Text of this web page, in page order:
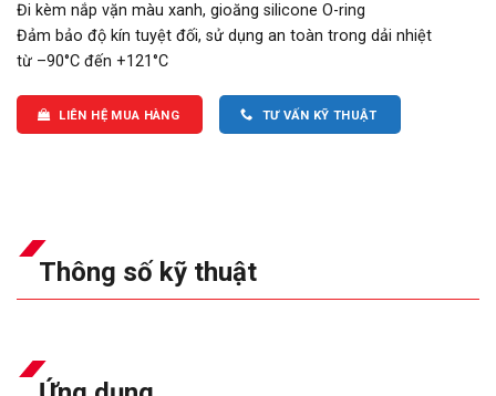
Đi kèm nắp vặn màu xanh, gioăng silicone O-ring
Đảm bảo độ kín tuyệt đối, sử dụng an toàn trong dải nhiệt
từ –90°C đến +121°C
LIÊN HỆ MUA HÀNG TƯ VẤN KỸ THUẬT
Thông số kỹ thuật